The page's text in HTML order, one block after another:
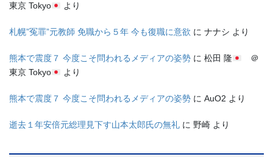
東京 Tokyo
より
札幌”冤罪”元教師 免職から５年 今も復職に意欲 に ナナシ より
熊本で震度７ 今度こそ問われるメディアの姿勢 に 松田 隆
＠
東京 Tokyo
より
熊本で震度７ 今度こそ問われるメディアの姿勢 に AuO2 より
逝去１年安倍元総理見下す山本太郎氏の無礼 に 野崎 より